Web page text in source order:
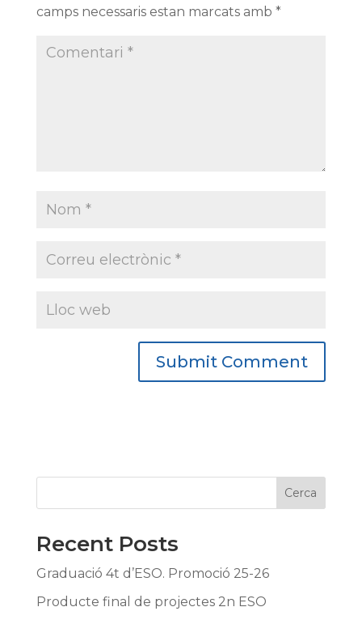
camps necessaris estan marcats amb *
Cerca
Recent Posts
Graduació 4t d’ESO. Promoció 25-26
Producte final de projectes 2n ESO